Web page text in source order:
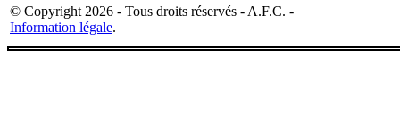
© Copyright 2026 - Tous droits réservés - A.F.C. -
Information légale.